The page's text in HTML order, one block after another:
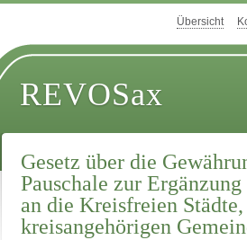
Übersicht
REVOSax
Gesetz über die
Pauschale zur
an die Kreisfreien
kreisangehörigen